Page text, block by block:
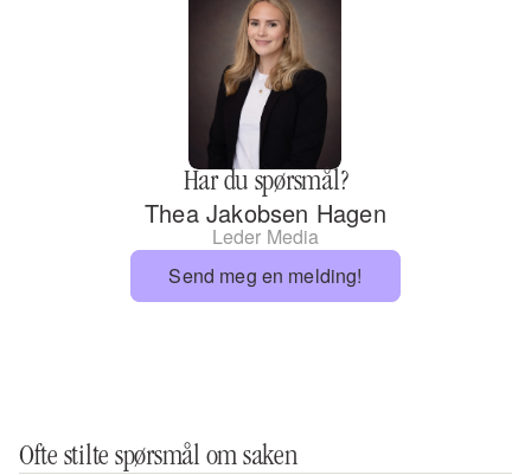
Har du spørsmål?
Thea Jakobsen Hagen
Leder Media
Send meg en melding!
Ofte stilte spørsmål om saken